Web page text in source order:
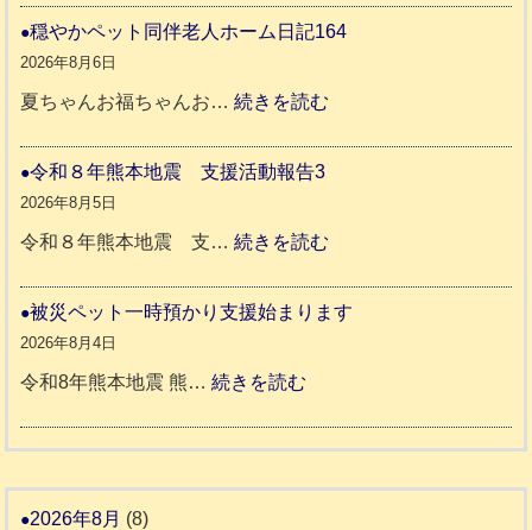
本
援
市
氷
和
城
市
市
ッ
穏やかペット同伴老人ホーム日記164
2026年8月6日
夏ちゃんお福ちゃんお…続きを読む
ト
人
令和８年熊本地震 支援活動報告3
2026年8月5日
令和８年熊本地震 支…続きを読む
和
被災ペット一時預かり支援始まります
2026年8月4日
令和8年熊本地震 熊…続きを読む
災
2026年8月 (8)